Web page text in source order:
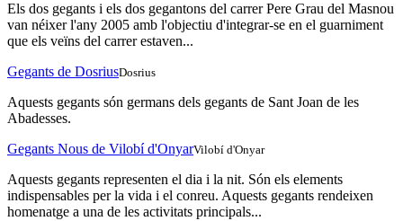
Els dos gegants i els dos gegantons del carrer Pere Grau del Masnou
van néixer l'any 2005 amb l'objectiu d'integrar-se en el guarniment
que els veïns del carrer estaven...
Gegants de DosriusDosrius
Aquests gegants són germans dels gegants de Sant Joan de les
Abadesses.
Gegants Nous de Vilobí d'OnyarVilobí d'Onyar
Aquests gegants representen el dia i la nit. Són els elements
indispensables per la vida i el conreu. Aquests gegants rendeixen
homenatge a una de les activitats principals...